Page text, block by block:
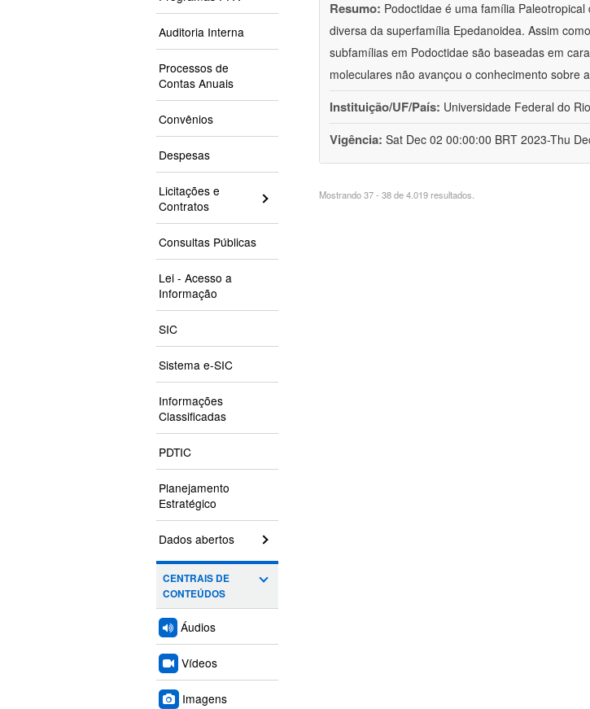
Auditoria Interna
Processos de
Contas Anuais
Convênios
Despesas
Licitações e
Contratos
Consultas Públicas
Lei - Acesso a
Informação
SIC
Sistema e-SIC
Informações
Classificadas
PDTIC
Planejamento
Estratégico
Dados abertos
CENTRAIS DE
CONTEÚDOS
Áudios
Vídeos
Imagens
Resumo: Podoctidae é uma família
diversa da superfamília Epedanoidea. Assim
subfamílias em Podoctidae são baseadas em
moleculares não avançou o conhecimento sobre
Instituição/UF/País: Universidade Federal do
Vigência: Sat Dec 02 00:00:00 BRT 2023-Thu
Mostrando 37 - 38 de 4.019 resultados.